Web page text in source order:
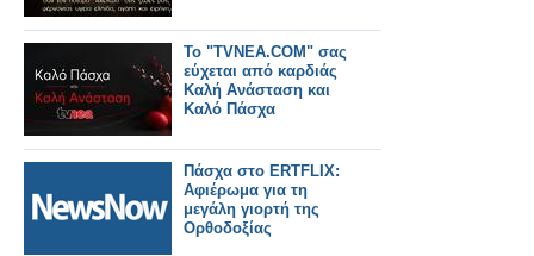
Το "TVNEA.COM" σας
εύχεται από καρδιάς
Καλή Ανάσταση και
Καλό Πάσχα
Πάσχα στο ERTFLIX:
Αφιέρωμα για τη
μεγάλη γιορτή της
Ορθοδοξίας